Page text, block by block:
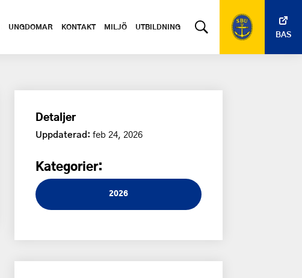
UNGDOMAR KONTAKT MILJÖ UTBILDNING
BAS
Detaljer
Uppdaterad:feb 24, 2026
Kategorier:
2026